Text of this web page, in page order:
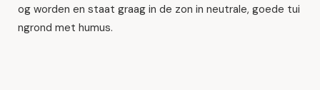
og worden en staat graag in de zon in neutrale, goede tui
ngrond met humus.